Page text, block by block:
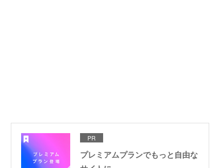
PR
プレミアムプランでもっと自由な